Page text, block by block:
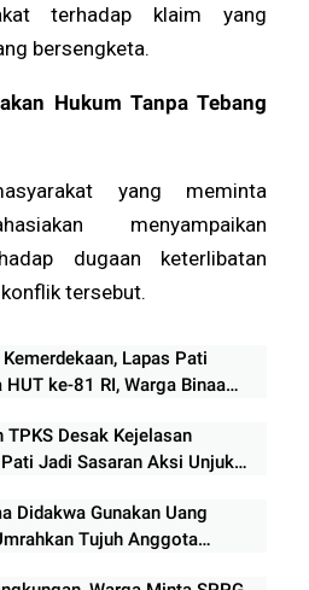
terhadap klaim yang
bersengketa.
Hukum Tanpa Tebang
yang meminta
menyampaikan
dugaan keterlibatan
tersebut.
Lapas Pati
ke-81 RI, Warga Binaan
TPKS Desak Kejelasan
Jadi Sasaran Aksi Unjuk
Didakwa Gunakan Uang
Tujuh Anggota